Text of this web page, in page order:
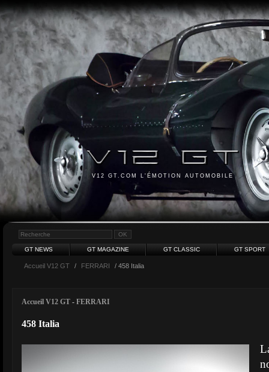
V12 GT.COM L'ÉMOTION AUTOMOBILE
GT NEWS GT MAGAZINE GT CLASSIC GT SPORT
Accueil V12 GT / FERRARI / 458 Italia
Accueil V12 GT - FERRARI
458 Italia